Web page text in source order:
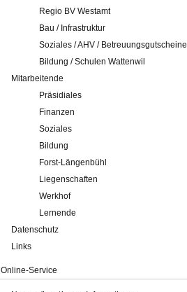
Regio BV Westamt
Bau / Infrastruktur
Soziales / AHV / Betreuungsgutscheine
Bildung / Schulen Wattenwil
Mitarbeitende
Präsidiales
Finanzen
Soziales
Bildung
Forst-Längenbühl
Liegenschaften
Werkhof
Lernende
Datenschutz
Links
Online-Service